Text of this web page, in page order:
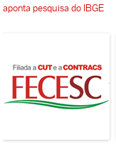
aponta pesquisa do IBGE